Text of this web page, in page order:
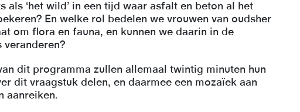
als ‘het wild’ in een tijd waar asfalt en beton al het
En welke rol bedelen we vrouwen van oudsher
om flora en fauna, en kunnen we daarin in de
veranderen?
dit programma zullen allemaal twintig minuten hun
dit vraagstuk delen, en daarmee een mozaïek aan
aanreiken.